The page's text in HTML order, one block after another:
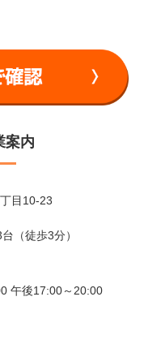
案内
目10-23
（徒歩3分）
午後17:00～20:00